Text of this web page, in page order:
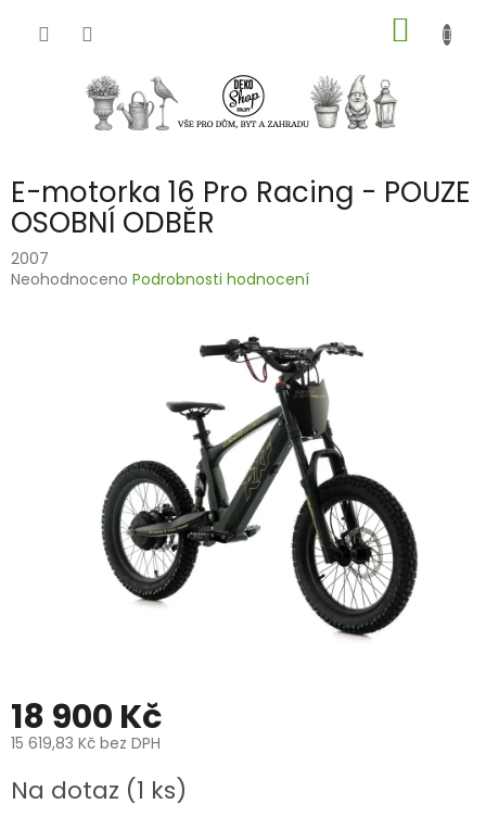
KOŠÍK
E-motorka 16 Pro Racing - POUZE
OSOBNÍ ODBĚR
2007
Průměrné
Neohodnoceno Podrobnosti hodnocení
18 900 Kč
15 619,83 Kč bez DPH
cena:
Na dotaz (1 ks)